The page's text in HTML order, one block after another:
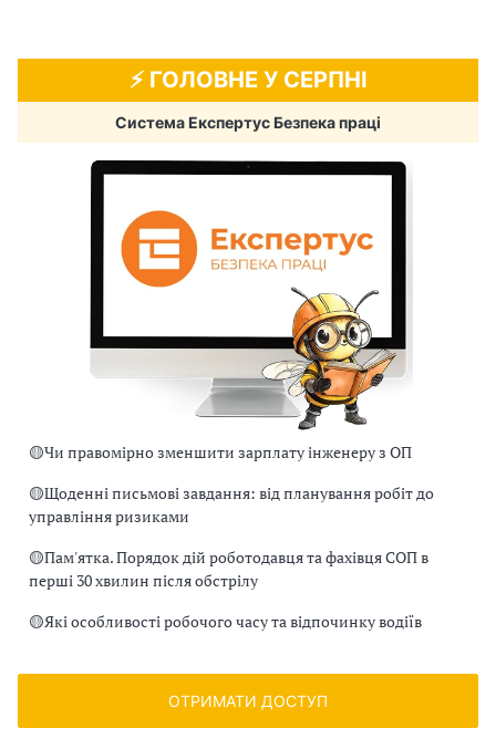
⚡️ ГОЛОВНЕ У СЕРПНІ
Система Експертус Безпека праці
🟡Чи правомірно зменшити зарплату інженеру з ОП
🟡Щоденні письмові завдання: від планування робіт до
управління ризиками
🟡Пам'ятка. Порядок дій роботодавця та фахівця СОП в
перші 30 хвилин після обстрілу
🟡Які особливості робочого часу та відпочинку водіїв
ОТРИМАТИ ДОСТУП